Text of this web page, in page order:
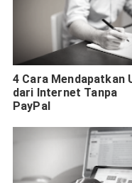
4 Cara Mendapatkan
dari Internet Tanpa
PayPal